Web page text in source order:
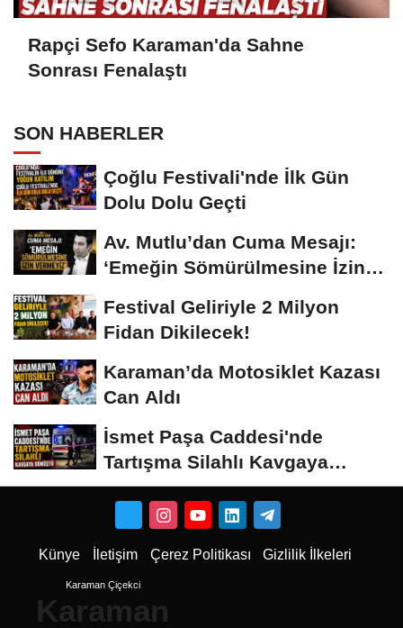
Sonrası Fenalaştı
Çoğlu Festivali'nde İlk Gün
Dolu Dolu Geçti
Av. Mutlu’dan Cuma Mesajı:
‘Emeğin Sömürülmesine İzin
Vermeyiz’...
Festival Geliriyle 2 Milyon
Fidan Dikilecek!
Karaman’da Motosiklet Kazası
Can Aldı
İsmet Paşa Caddesi'nde
Tartışma Silahlı Kavgaya
Dönüştü
İletişim Gizlilik İlkeleri
Karaman